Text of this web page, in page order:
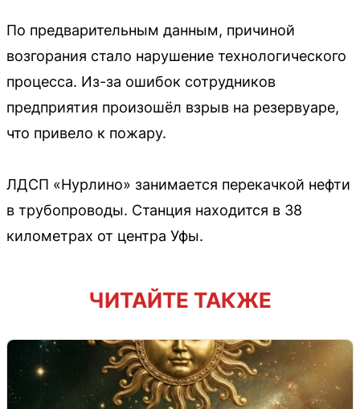
По предварительным данным, причиной
возгорания стало нарушение технологического
процесса. Из-за ошибок сотрудников
предприятия произошёл взрыв на резервуаре,
что привело к пожару.
ЛДСП «Нурлино» занимается перекачкой нефти
в трубопроводы. Станция находится в 38
километрах от центра Уфы.
ЧИТАЙТЕ ТАКЖЕ